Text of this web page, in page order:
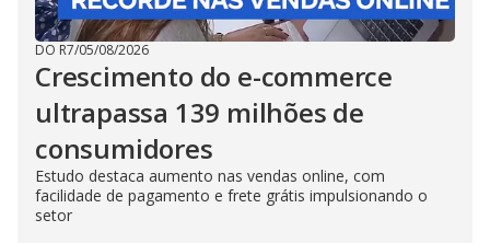
DO R7/05/08/2026
Crescimento do e-commerce
ultrapassa 139 milhões de
consumidores
Estudo destaca aumento nas vendas online, com
facilidade de pagamento e frete grátis impulsionando o
setor